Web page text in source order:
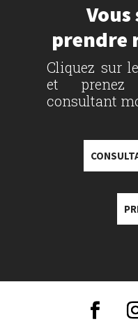
prendre
Cliquez sur
et prenez
consultant